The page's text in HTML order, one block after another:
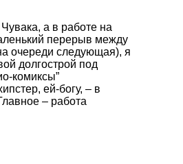
а в работе на
перерыв между
очереди следующая), я
долгострой под
комиксы”
ей-богу, – в
– работа